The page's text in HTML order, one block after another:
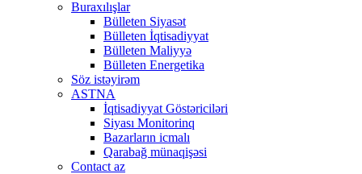
Buraxılışlar
Bülleten Siyasət
Bülleten İqtisadiyyat
Bülleten Maliyyə
Bülleten Energetika
Söz istəyirəm
ASTNA
İqtisadiyyat Göstəriciləri
Siyası Monitorinq
Bazarların icmalı
Qarabağ münaqişəsi
Contact az